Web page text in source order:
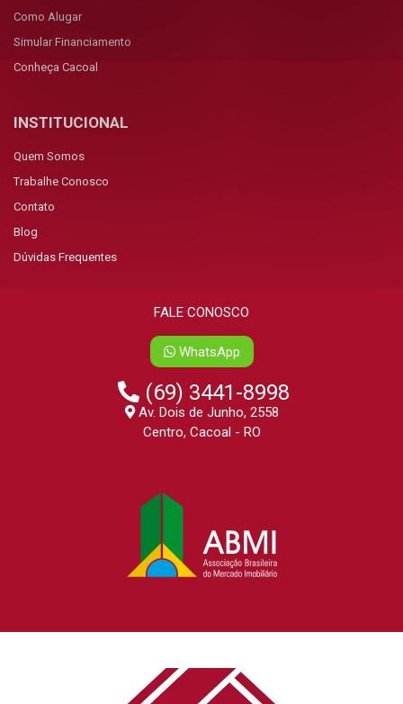
Como Alugar
Simular Financiamento
Conheça Cacoal
INSTITUCIONAL
Quem Somos
Trabalhe Conosco
Contato
Blog
Dúvidas Frequentes
FALE CONOSCO
WhatsApp
(69) 3441-8998
Av. Dois de Junho, 2558
Centro, Cacoal - RO